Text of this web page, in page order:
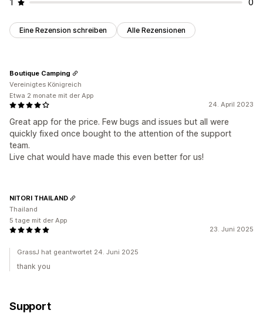
1 0
Eine Rezension schreiben Alle Rezensionen
24. April 2023
Great app for the price. Few bugs and issues but all were
quickly fixed once bought to the attention of the support
team.
Live chat would have made this even better for us!
Boutique Camping
Vereinigtes Königreich
Etwa 2 monate mit der App
23. Juni 2025
NITORI THAILAND
Thailand
5 tage mit der App
GrassJ hat geantwortet 24. Juni 2025
thank you
Support